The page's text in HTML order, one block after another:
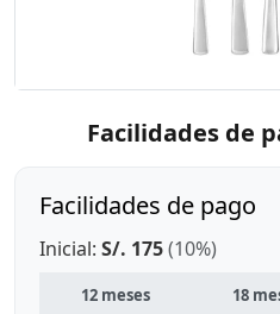
Facilidades de
Facilidades de pago
Inicial: S/. 175(10%)
12 meses 18